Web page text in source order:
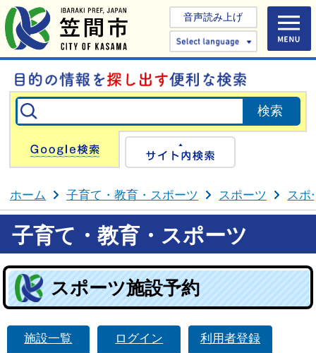
音声読み上げ
Select
Google検索
ホーム 子育て・教育・スポーツ スポーツ スポ
子育て・教育・スポーツ
スポーツ施設予約
施設一覧 ログイン 利用者登録